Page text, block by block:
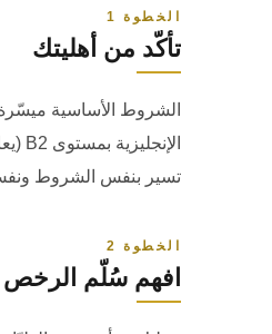
الخطوة 1
تأكّد من أهليتك
الشروط الأساسية
الإنجليزية بمستوى B2
تسير بنفس الشروط
الخطوة 2
افهم سُلّم